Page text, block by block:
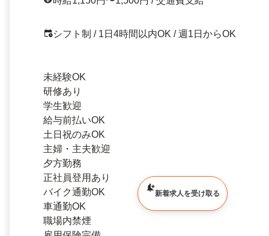
シフト制 / 1日4時間以内OK / 週1日からOK
未経験OK
研修あり
学生歓迎
給与前払いOK
土日祝のみOK
主婦・主夫歓迎
夕方勤務
正社員登用あり
バイク通勤OK
車通勤OK
職場内禁煙
新着求人を受け取る